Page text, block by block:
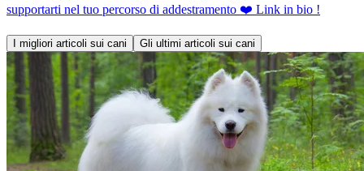
supportarti nel tuo percorso di addestramento ❤️ Link in bio !
I migliori articoli sui cani Gli ultimi articoli sui cani